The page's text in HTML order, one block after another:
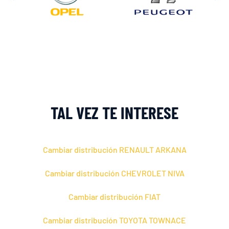
TAL VEZ TE INTERESE
Cambiar distribución RENAULT ARKANA
Cambiar distribución CHEVROLET NIVA
Cambiar distribución FIAT
Cambiar distribución TOYOTA TOWNACE